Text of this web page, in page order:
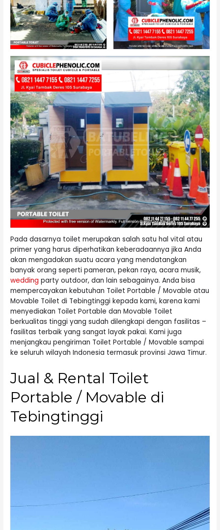
Pada dasarnya toilet merupakan salah satu hal vital atau
primer yang harus diperhatikan keberadaannya jika Anda
akan mengadakan suatu acara yang mendatangkan
banyak orang seperti pameran, pekan raya, acara musik,
wedding party outdoor, dan lain sebagainya. Anda bisa
mempercayakan kebutuhan Toilet Portable / Movable atau
Movable Toilet di Tebingtinggi kepada kami, karena kami
menyediakan Toilet Portable dan Movable Toilet
berkualitas tinggi yang sudah dilengkapi dengan fasilitas –
fasilitas terbaik yang sangat layak pakai. Kami juga
menjangkau pengiriman Toilet Portable / Movable sampai
ke seluruh wilayah Indonesia termasuk provinsi Jawa Timur.
Jual & Rental Toilet
Portable / Movable di
Tebingtinggi